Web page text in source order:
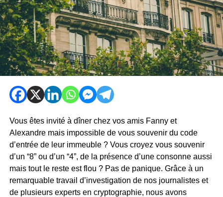
Vous êtes invité à dîner chez vos amis Fanny et
Alexandre mais impossible de vous souvenir du code
d’entrée de leur immeuble ? Vous croyez vous souvenir
d’un “8” ou d’un “4”, de la présence d’une consonne aussi
mais tout le reste est flou ? Pas de panique. Grâce à un
remarquable travail d’investigation de nos journalistes et
de plusieurs experts en cryptographie, nous avons